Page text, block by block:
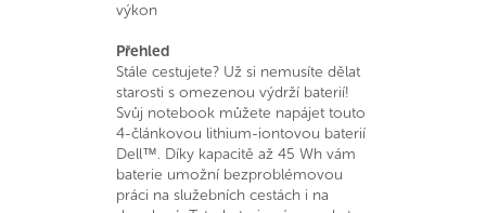
výkon
Přehled
Stále cestujete? Už si nemusíte dělat
starosti s omezenou výdrží baterií!
Svůj notebook můžete napájet touto
4-článkovou lithium-iontovou baterií
Dell™. Díky kapacitě až 45 Wh vám
baterie umožní bezproblémovou
práci na služebních cestách i na